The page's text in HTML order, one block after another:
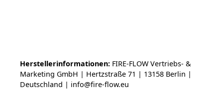
Herstellerinformationen: FIRE-FLOW Vertriebs- &
Marketing GmbH | Hertzstraße 71 | 13158 Berlin |
Deutschland | info@fire-flow.eu